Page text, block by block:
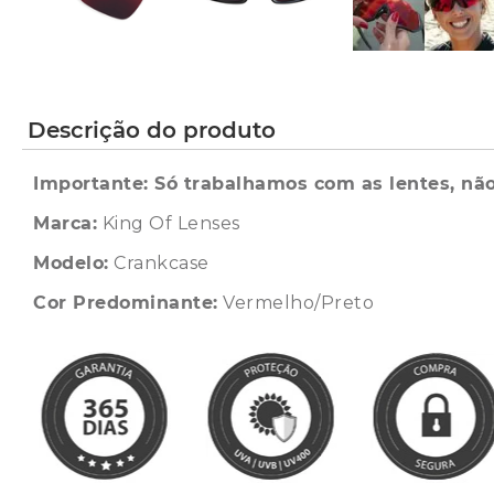
Descrição do produto
Importante: Só trabalhamos com as lentes,
Marca: King Of Lenses
Modelo: Crankcase
Cor Predominante: Vermelho/Preto